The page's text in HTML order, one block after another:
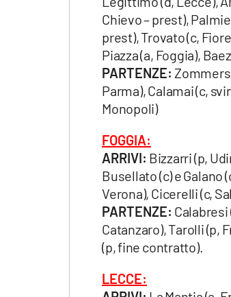
Chievo – prest),
prest), Trovato (c,
Piazza (a, Foggia),
PARTENZE:
Parma), Calamai (c,
Monopoli)
FOGGIA:
ARRIVI: Bizzarri (p,
Busellato (c) e Galano
Verona), Cicerelli (c,
PARTENZE: Calabresi
Catanzaro), Tarolli (p,
(p, fine contratto).
LECCE: